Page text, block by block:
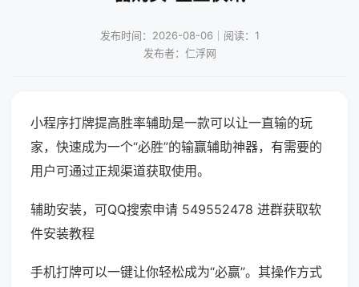
发布时间：2026-08-06｜阅读：1
发布者：仁浮网
小程序打牌提高胜率辅助是一款可以让一直输的玩
家，快速成为一个“必胜”的输赢辅助神器，有需要的
用户可通过正规渠道获取使用。
辅助安装，可QQ搜索申请 549552478 进群获取软
件安装教程
手机打牌可以一键让你轻松成为“必赢”。其操作方式